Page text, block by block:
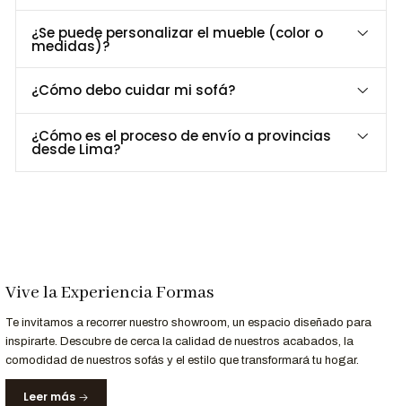
Superficie
Tablero MDP enchapado
Tapiz
Tela Cielo
Personalización a Tu Medida
¿Te gustaría elComedor Milaen otro color de tapiz o acabado
de madera?
Contáctanos al 952-998-747y personalízalo según tu estilo
Entrega Garantizada18 a 22 días hábiles
Garantía
12 meses en materiales y acabados
ligeramente según la configuración de tu pantalla.
¿Se puede personalizar el mueble (color o
medidas)?
¿Cómo debo cuidar mi sofá?
¿Cómo es el proceso de envío a provincias
desde Lima?
Vive la Experiencia Formas
Te invitamos a recorrer nuestro showroom, un espacio diseñado para
inspirarte. Descubre de cerca la calidad de nuestros acabados, la
comodidad de nuestros sofás y el estilo que transformará tu hogar.
Leer más